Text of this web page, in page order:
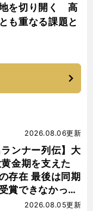
を切り開く 高
も重なる課題と
ランナー列伝】大
金期を支えた
存在 最後は同期
賞できなかった
2026.08.06更新
2026.08.05更新